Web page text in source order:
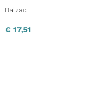
Balzac
€ 17,51